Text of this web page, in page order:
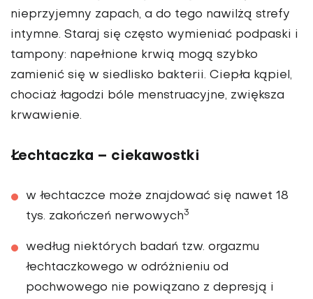
nieprzyjemny zapach, a do tego nawilżą strefy
intymne. Staraj się często wymieniać podpaski i
tampony: napełnione krwią mogą szybko
zamienić się w siedlisko bakterii. Ciepła kąpiel,
chociaż łagodzi bóle menstruacyjne, zwiększa
krwawienie.
Łechtaczka – ciekawostki
w łechtaczce może znajdować się nawet 18
tys. zakończeń nerwowych3
według niektórych badań tzw. orgazmu
łechtaczkowego w odróżnieniu od
pochwowego nie powiązano z depresją i